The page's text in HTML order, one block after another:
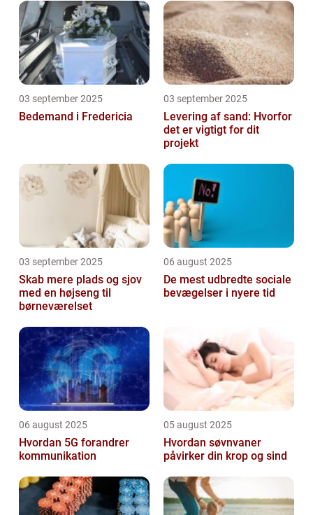
03 september 2025
Bedemand i Fredericia
03 september 2025
Levering af sand: Hvorfor
det er vigtigt for dit
projekt
03 september 2025
Skab mere plads og sjov
med en højseng til
børneværelset
06 august 2025
De mest udbredte sociale
bevægelser i nyere tid
06 august 2025
Hvordan 5G forandrer
kommunikation
05 august 2025
Hvordan søvnvaner
påvirker din krop og sind